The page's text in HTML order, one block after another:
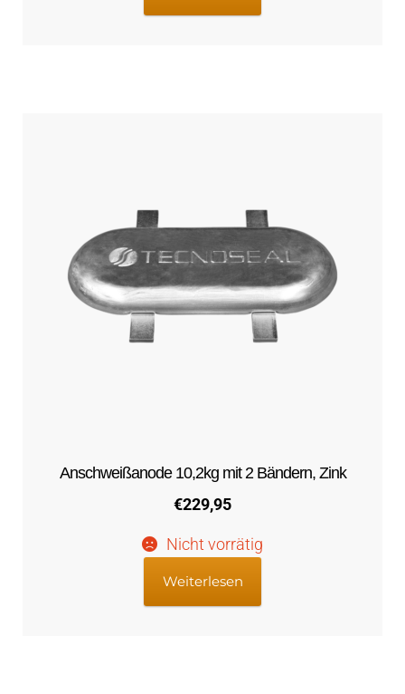
Anschweißanode 10,2kg mit 2 Bändern, Zink
€229,95
Nicht vorrätig
Weiterlesen